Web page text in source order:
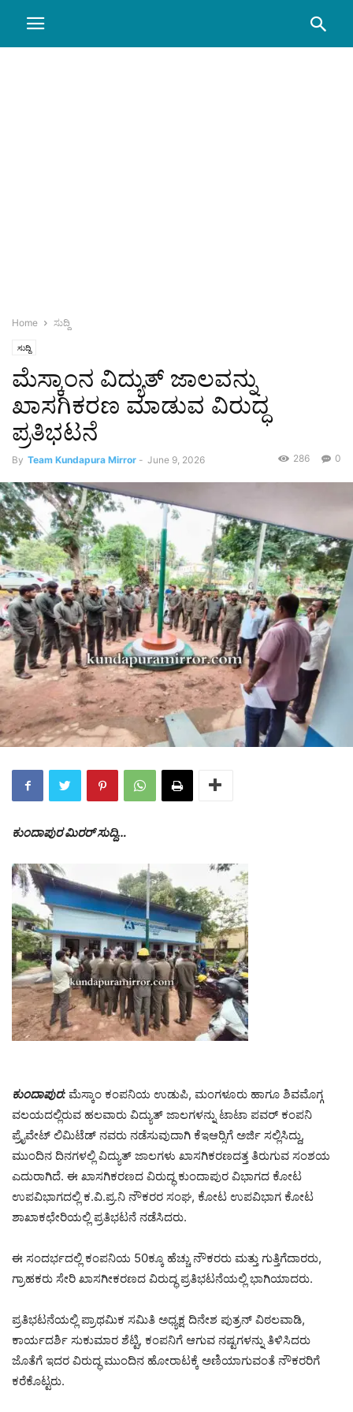
Home ಸುದ್ದಿ
ಸುದ್ದಿ
ಮೆಸ್ಕಾಂನ ವಿದ್ಯುತ್ ಜಾಲವನ್ನು
ಖಾಸಗಿಕರಣ ಮಾಡುವ ವಿರುದ್ಧ
ಪ್ರತಿಭಟನೆ
By Team Kundapura Mirror - June 9, 2026 0
286
ಕುಂದಾಪುರ ಮಿರರ್ ಸುದ್ದಿ…
ಕುಂದಾಪುರ: ಮೆಸ್ಕಾಂ ಕಂಪನಿಯ ಉಡುಪಿ, ಮಂಗಳೂರು ಹಾಗೂ ಶಿವಮೊಗ್ಗ
ವಲಯದಲ್ಲಿರುವ ಹಲವಾರು ವಿದ್ಯುತ್ ಜಾಲಗಳನ್ನು ಟಾಟಾ ಪವರ್ ಕಂಪನಿ
ಪ್ರೈವೇಟ್ ಲಿಮಿಟೆಡ್ ನವರು ನಡೆಸುವುದಾಗಿ ಕೆಇಆರ್‍ಸಿಗೆ ಅರ್ಜಿ ಸಲ್ಲಿಸಿದ್ದು,
ಮುಂದಿನ ದಿನಗಳಲ್ಲಿ ವಿದ್ಯುತ್ ಜಾಲಗಳು ಖಾಸಗಿಕರಣದತ್ತ ತಿರುಗುವ ಸಂಶಯ
ಎದುರಾಗಿದೆ. ಈ ಖಾಸಗಿಕರಣದ ವಿರುದ್ಧ ಕುಂದಾಪುರ ವಿಭಾಗದ ಕೋಟ
ಉಪವಿಭಾಗದಲ್ಲಿ ಕ.ವಿ.ಪ್ರ.ನಿ ನೌಕರರ ಸಂಘ, ಕೋಟ ಉಪವಿಭಾಗ ಕೋಟ
ಶಾಖಾಕಛೇರಿಯಲ್ಲಿ ಪ್ರತಿಭಟನೆ ನಡೆಸಿದರು.
ಈ ಸಂದರ್ಭದಲ್ಲಿ ಕಂಪನಿಯ 50ಕ್ಕೂ ಹೆಚ್ಚು ನೌಕರರು ಮತ್ತು ಗುತ್ತಿಗೆದಾರರು,
ಗ್ರಾಹಕರು ಸೇರಿ ಖಾಸಗೀಕರಣದ ವಿರುದ್ಧ ಪ್ರತಿಭಟನೆಯಲ್ಲಿ ಭಾಗಿಯಾದರು.
ಪ್ರತಿಭಟನೆಯಲ್ಲಿ ಪ್ರಾಥಮಿಕ ಸಮಿತಿ ಅಧ್ಯಕ್ಷ ದಿನೇಶ ಪುತ್ರನ್ ವಿಠಲವಾಡಿ,
ಕಾರ್ಯದರ್ಶಿ ಸುಕುಮಾರ ಶೆಟ್ಟಿ, ಕಂಪನಿಗೆ ಆಗುವ ನಷ್ಟಗಳನ್ನು ತಿಳಿಸಿದರು
ಜೊತೆಗೆ ಇದರ ವಿರುದ್ಧ ಮುಂದಿನ ಹೋರಾಟಕ್ಕೆ ಅಣಿಯಾಗುವಂತೆ ನೌಕರರಿಗೆ
ಕರೆಕೊಟ್ಟರು.